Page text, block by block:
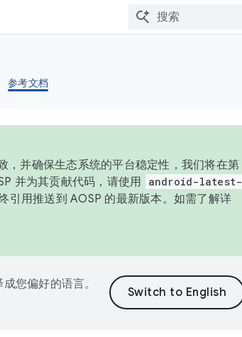
参考文档
，并确保生态系统的平台稳定性，我们将在第
并为其贡献代码，请使用
android-latest-
引用推送到 AOSP 的最新版本。如需了解详
您偏好的语言。